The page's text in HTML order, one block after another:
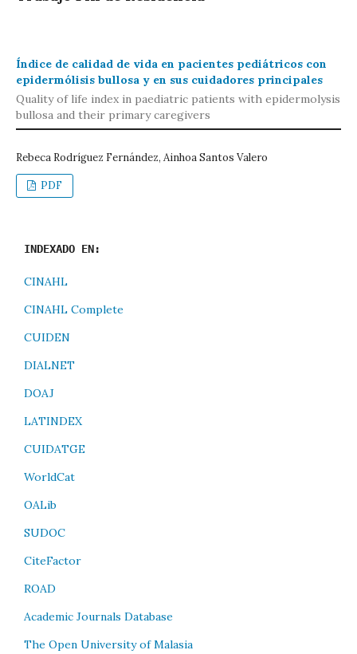
Índice de calidad de vida en pacientes pediátricos con
epidermólisis bullosa y en sus cuidadores principales
Quality of life index in paediatric patients with epidermolysis
bullosa and their primary caregivers
Rebeca Rodríguez Fernández, Ainhoa Santos Valero
PDF
INDEXADO EN:
CINAHL
CINAHL Complete
CUIDEN
DIALNET
DOAJ
LATINDEX
CUIDATGE
WorldCat
OALib
SUDOC
CiteFactor
ROAD
Academic Journals Database
The Open University of Malasia